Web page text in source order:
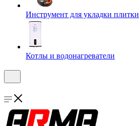
Инструмент для укладки плитки
Котлы и водонагреватели